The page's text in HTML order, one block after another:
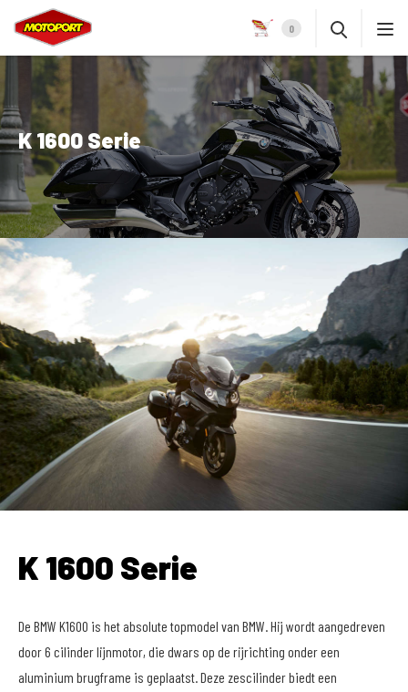
0
K 1600 Serie
K 1600 Serie
De BMW K1600 is het absolute topmodel van BMW. Hij wordt aangedreven
door 6 cilinder lijnmotor, die dwars op de rijrichting onder een
aluminium brugframe is geplaatst. Deze zescilinder biedt een